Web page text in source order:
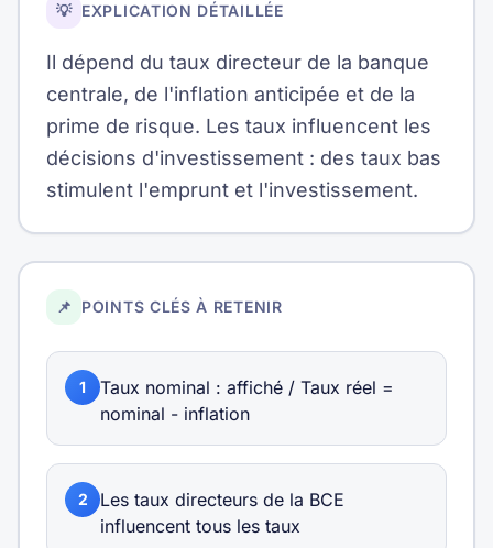
💡 EXPLICATION DÉTAILLÉE
Il dépend du taux directeur de la banque
centrale, de l'inflation anticipée et de la
prime de risque. Les taux influencent les
décisions d'investissement : des taux bas
stimulent l'emprunt et l'investissement.
📌 POINTS CLÉS À RETENIR
1
Taux nominal : affiché / Taux réel =
nominal - inflation
2
Les taux directeurs de la BCE
influencent tous les taux